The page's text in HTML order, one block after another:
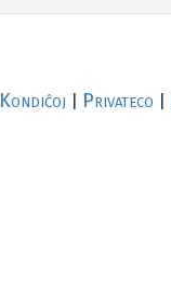
Kondiĉoj Privateco